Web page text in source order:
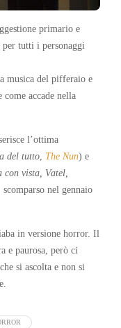
primario e
per tutti i personaggi
musica del pifferaio e
accade nella
l’ottima
del tutto, The Nun) e
con vista, Vatel,
scomparso nel gennaio
in versione horror. Il
e paurosa, però ci
si ascolta e non si